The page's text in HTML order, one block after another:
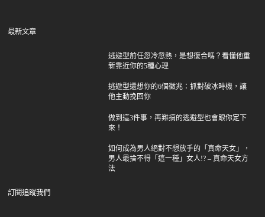
最新文章
逃避型前任忽冷忽熱，是想復合嗎？看懂他重
新靠近你的5種心理
逃避型還想你的6個徵兆：抓對破冰時機，讓
他主動挽回你
做到這3件事，再難搞的逃避型也會跟你定下
來！
如何成為男人絕對不想放手的「真命天女」，
男人最捨不得「這一種」女人!? – 真命天女方
法
訂閱追蹤我們